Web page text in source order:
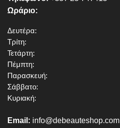
Ωράριο:
Δευτέρα:
Τρίτη:
Τετάρτη:
Πέμπτη:
Παρασκευή:
Σάββατο:
Κυριακή:
Email: info@debeauteshop.com